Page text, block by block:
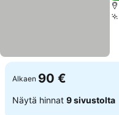
Alkaen 90 €
Näytä hinnat 9 sivustolta